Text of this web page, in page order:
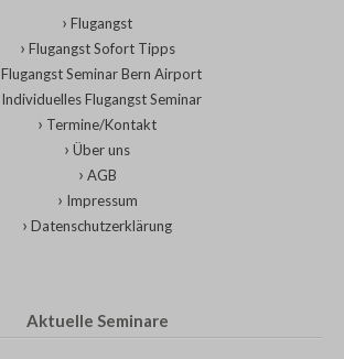
Flugangst
Flugangst Sofort Tipps
Flugangst Seminar Bern Airport
Individuelles Flugangst Seminar
Termine/Kontakt
Über uns
AGB
Impressum
Datenschutzerklärung
Aktuelle Seminare